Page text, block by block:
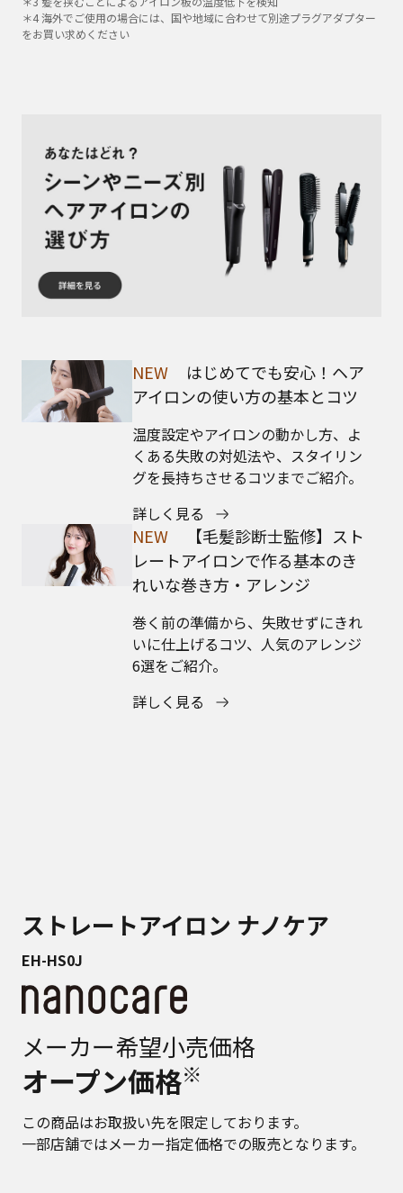
温度調節 5段階
＊4 海外でご使用の場合には、国や地域に合わせて別途プラグアダプター
をお買い求めください
NEW
はじめてでも安心！ヘア
アイロンの使い方の基本とコツ​
温度設定やアイロンの動かし方、よ
くある失敗の対処法や、スタイリン
グを長持ちさせるコツまでご紹介。
詳しく見る
NEW
【毛髪診断士監修】スト
レートアイロンで作る基本のき
れいな巻き方・アレンジ
巻く前の準備から、失敗せずにきれ
いに仕上げるコツ、人気のアレンジ
6選をご紹介。
詳しく見る
ストレートアイロン ナノケア
EH-HS0J
メーカー希望小売価格
オープン価格※
この商品はお取扱い先を限定しております。
一部店舗ではメーカー指定価格での販売となります。